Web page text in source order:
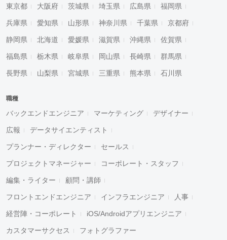
東京都 大阪府 茨城県 埼玉県 広島県 福岡県
兵庫県 愛知県 山形県 神奈川県 千葉県 京都府
静岡県 北海道 愛媛県 滋賀県 沖縄県 佐賀県
福島県 栃木県 岐阜県 岡山県 長崎県 群馬県
長野県 山梨県 宮城県 三重県 熊本県 石川県
職種
バックエンドエンジニア マーケティング デザイナー
広報 データサイエンティスト
プランナー・ディレクター セールス
プロジェクトマネージャー コーポレート・スタッフ
編集・ライター 顧問・講師
フロントエンドエンジニア インフラエンジニア 人事
経営陣・コーポレート iOS/Androidアプリエンジニア
カスタマーサクセス フォトグラファー